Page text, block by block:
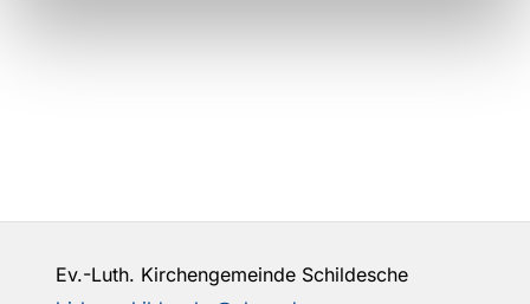
Ev.-Luth. Kirchengemeinde Schildesche